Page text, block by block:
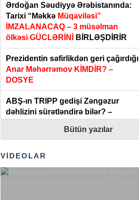
Ərdoğan Səudiyyə Ərəbistanında:
Tarixi “Məkkə Müqaviləsi”
İMZALANACAQ – 3 müsəlman
ölkəsi GÜCLƏRİNİ
BİRLƏŞDİRİR
Prezidentin səfirlikdən geri çağırdığı
Anar Məhərrəmov KİMDİR? –
DOSYE
ABŞ-ın TRIPP gedişi Zəngəzur
dəhlizini sürətləndirə bilər? –
oğlu ilə bağlı SƏRƏNCAM
İlham Əliyevdən iki diplomatla bağlı
Bütün yazılar
VİDEOLAR